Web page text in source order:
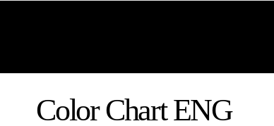
Color Chart ENG